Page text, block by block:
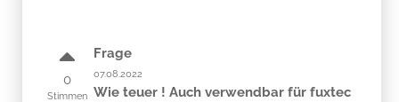
0
Stimmen
Frage
07.08.2022
Wie teuer ! Auch verwendbar für fuxtec